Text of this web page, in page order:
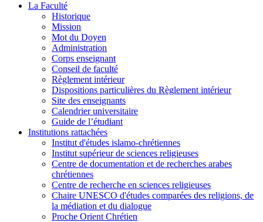
La Faculté
Historique
Mission
Mot du Doyen
Administration
Corps enseignant
Conseil de faculté
Règlement intérieur
Dispositions particulières du Règlement intérieur
Site des enseignants
Calendrier universitaire
Guide de l’étudiant
Institutions rattachées
Institut d'études islamo-chrétiennes
Institut supérieur de sciences religieuses
Centre de documentation et de recherches arabes
chrétiennes
Centre de recherche en sciences religieuses
Chaire UNESCO d'études comparées des religions, de
la médiation et du dialogue
Proche Orient Chrétien